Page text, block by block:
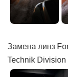
Замена линз
Technik Division